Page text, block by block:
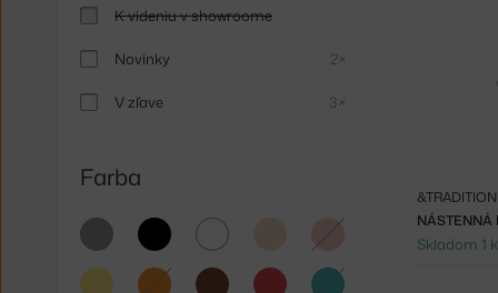
K videniu v showroome
Novinky 2×
V zľave 3×
Farba
sivá čierna biela ružová
žltá oranžováhnedá červená tyrkysová
NÁSTENNÁ
&TRADITION
Skladom 1